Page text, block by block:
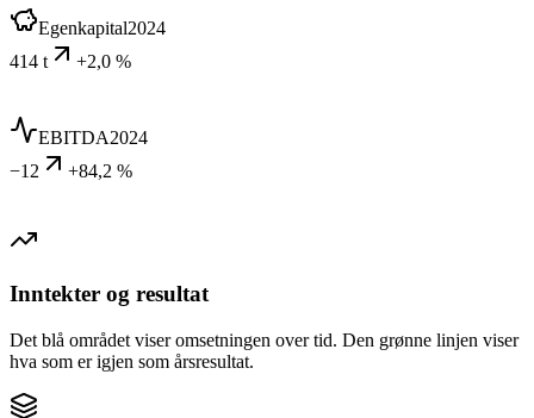
Egenkapital2024
414 t
+2,0 %
EBITDA2024
−12
+84,2 %
Inntekter og resultat
Det blå området viser omsetningen over tid. Den grønne linjen viser
hva som er igjen som årsresultat.